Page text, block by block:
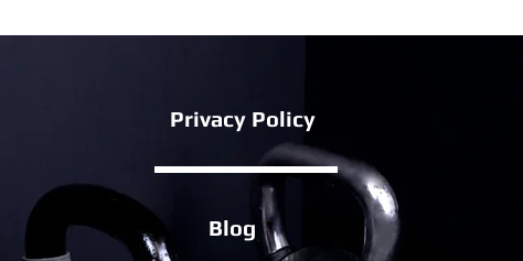
Privacy Policy
Blog